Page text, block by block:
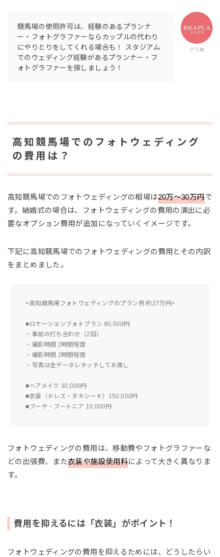
ブラ美
競馬場の使用許可は、経験のあるプランナ
ー・フォトグラファーならカップルの代わり
にやりとりをしてくれる場合も！ スタジアム
でのウェディング経験があるプランナー・フ
ォトグラファーを探しましょう！
高知競馬場でのフォトウェディング
の費用は？
高知競馬場でのフォトウェディングの相場は20万〜30万円で
す。結婚式の場合は、フォトウェディングの費用の演出に必
要なオプション費用が追加になっていくイメージです。
下記に高知競馬場でのフォトウェディングの費用とその内訳
をまとめました。
<高知競馬場フォトウェディングのプラン例 約27万円>
■ロケーションフォトプラン 80,000円
・事前の打ち合わせ（2回）
・撮影時間 2時間程度
・撮影時間 2時間程度
・写真は全データレタッチしてお渡し
■ヘアメイク 30,000円
■衣装（ドレス・タキシード）150,000円
■ブーケ・ブートニア 10,000円
フォトウェディングの費用は、移動費やフォトグラファーな
どの出張費、また衣装や施設使用料によって大きく異なりま
す。
費用を抑えるには「衣装」がポイント！
フォトウェディングの費用を抑えるためには、どうしたらい